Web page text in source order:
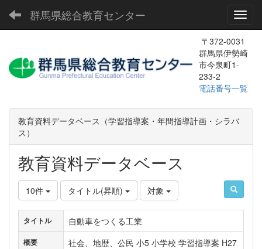
群馬県総合教育センター
〒372-0031
群馬県伊勢崎
市今泉町1-
233-2
電話番号一覧
教育資料データベース（学習指導案・年間指導計画・シラバ
ス）
教育資料データベース
10件 タイトル(昇順) 対象
タイトル 自動車をつくる工業
概要 社会、地歴、公民 小5 小学校 学習指導案 H27